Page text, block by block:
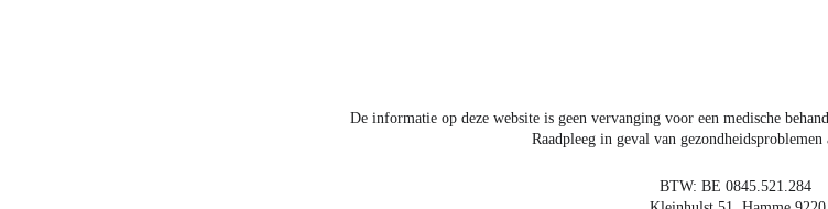
De informatie op deze website is geen vervanging voor een medische
Raadpleeg in geval van
BTW: BE 0845.521.284